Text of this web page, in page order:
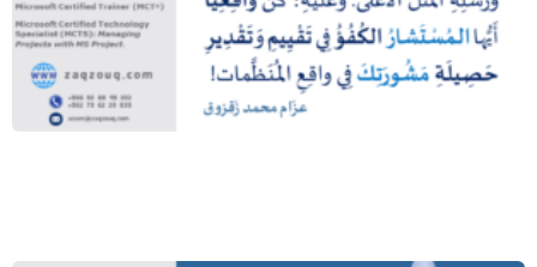
… وإن لم تفعل فما بلغت رسالته… (الله ﷻ
– المائدة:67)